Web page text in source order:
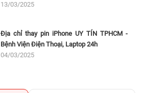
13/03/2025
Địa chỉ thay pin iPhone UY TÍN TPHCM -
Bệnh Viện Điện Thoại, Laptop 24h
04/03/2025